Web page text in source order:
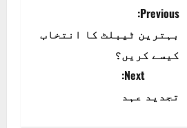
P
o
t
Previous:
بہترین ٹیبلٹ کا انتخاب
کیسے کریں؟
Next:
تجدید عہد